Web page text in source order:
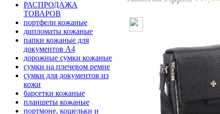
РАСПРОДАЖА
ТОВАРОВ
портфели кожаные
дипломаты кожаные
папки кожаные для
документов А4
дорожные сумки кожаные
сумки на плечевом ремне
сумки для документов из
кожи
барсетки кожаные
планшеты кожаные
портмоне, кошельки и